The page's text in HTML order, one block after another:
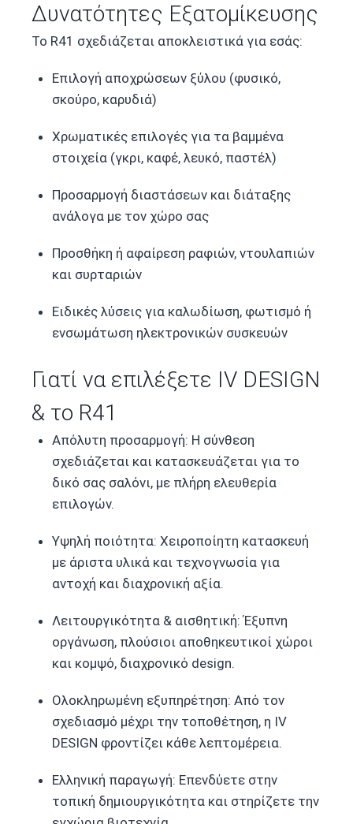
Δυνατότητες Εξατομίκευσης
Το R41 σχεδιάζεται αποκλειστικά για εσάς:
Επιλογή αποχρώσεων ξύλου (φυσικό,
σκούρο, καρυδιά)
Χρωματικές επιλογές για τα βαμμένα
στοιχεία (γκρι, καφέ, λευκό, παστέλ)
Προσαρμογή διαστάσεων και διάταξης
ανάλογα με τον χώρο σας
Προσθήκη ή αφαίρεση ραφιών, ντουλαπιών
και συρταριών
Ειδικές λύσεις για καλωδίωση, φωτισμό ή
ενσωμάτωση ηλεκτρονικών συσκευών
Γιατί να επιλέξετε IV DESIGN
& το R41
Απόλυτη προσαρμογή: Η σύνθεση
σχεδιάζεται και κατασκευάζεται για το
δικό σας σαλόνι, με πλήρη ελευθερία
επιλογών.
Υψηλή ποιότητα: Χειροποίητη κατασκευή
με άριστα υλικά και τεχνογνωσία για
αντοχή και διαχρονική αξία.
Λειτουργικότητα & αισθητική: Έξυπνη
οργάνωση, πλούσιοι αποθηκευτικοί χώροι
και κομψό, διαχρονικό design.
Ολοκληρωμένη εξυπηρέτηση: Από τον
σχεδιασμό μέχρι την τοποθέτηση, η IV
DESIGN φροντίζει κάθε λεπτομέρεια.
Ελληνική παραγωγή: Επενδύετε στην
τοπική δημιουργικότητα και στηρίζετε την